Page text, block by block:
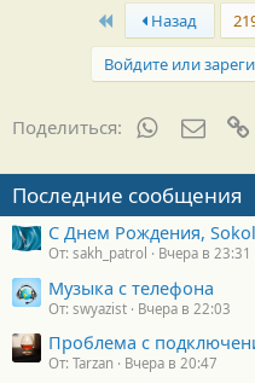
First Назад
Войдите или
Поделиться: WhatsApp
Последние сообщения
С Днем Рождения,
От: sakh_patrol Вчера в 23:31
Музыка с телефона
От: swyazist Вчера в 22:03
Проблема с
От: Tarzan Вчера в 20:47